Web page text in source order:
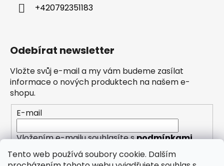
Tento web používá soubory cookie. Dalším
+420792351183
Odebírat newsletter
Vložte svůj e-mail a my vám budeme zasílat
informace o nových produktech na našem e-
shopu.
E-mail
Vložením e-mailu souhlasíte spodmínkami
ochrany osobních údajů